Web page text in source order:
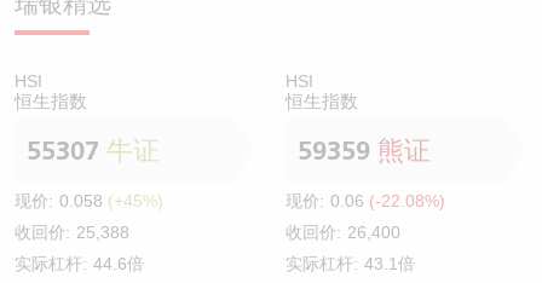
HSI
恒生指数
55307 牛证
现价: 0.058 (+45%)
收回价: 25,388
实际杠杆: 44.6倍
HSI
恒生指数
59359 熊证
现价: 0.06 (-22.08%)
收回价: 26,400
实际杠杆: 43.1倍